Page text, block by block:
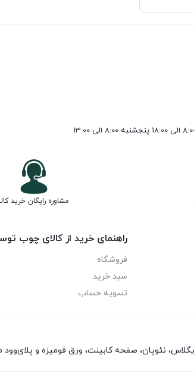
مشاوره رایگان خرید
راهنمای خرید از کالای چوب
فروشگاه
سبد خرید
تسویه حساب